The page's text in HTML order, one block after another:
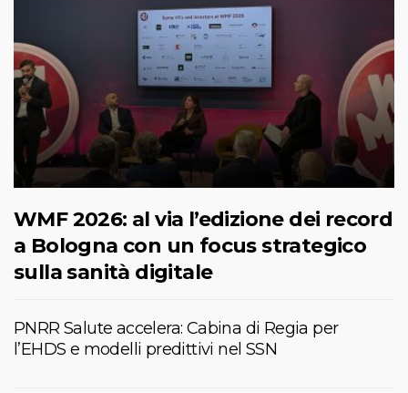
WMF 2026: al via l’edizione dei record
a Bologna con un focus strategico
sulla sanità digitale
PNRR Salute accelera: Cabina di Regia per
l’EHDS e modelli predittivi nel SSN